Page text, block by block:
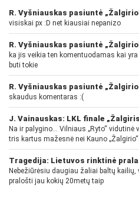
visiskai px :D net kiausiai nepanizo
ka jis veikia ten komentuodamas kai
buti tokie
skaudus komentaras :(
Na ir palygino... Vilniaus „Ryto“
tris kartus mažesnė nei Kauno
pinigų - nėra gerų žaidėjų...
Nebežiūrėsiu daugiau žaliai baltų
pralošti jau kokių 20metų taip